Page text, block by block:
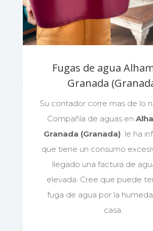
Fugas de agua
Granada
Su contador corre mas de lo
Compañía de aguas en
Granada (Granada) le ha
que tiene un consumo
llegado una factura de
elevada. Cree que puede
fuga de agua por la
casa.